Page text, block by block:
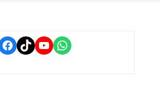
Facebook
TikTokYouTube
WhatsApp